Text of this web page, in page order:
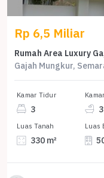
Rp 6,5 Miliar
Gajah Mungkur,
Kamar Tidur
3 3
Luas Tanah
330 m²
Luas